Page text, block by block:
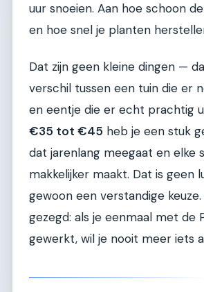
uur snoeien. Aan hoe schoon
en hoe snel je planten
Dat zijn geen kleine dingen —
verschil tussen een tuin die er
en eentje die er echt prachtig
€35 tot €45 heb je een stuk
dat jarenlang meegaat en elke
makkelijker maakt. Dat is geen
gewoon een verstandige
gezegd: als je eenmaal met de
gewerkt, wil je nooit meer iets